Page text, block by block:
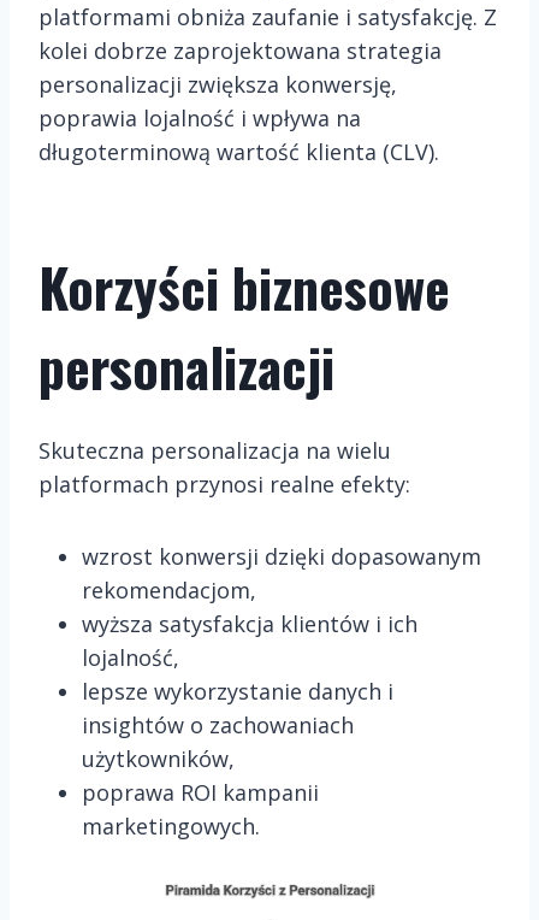
platformami obniża zaufanie i satysfakcję. Z
kolei dobrze zaprojektowana strategia
personalizacji zwiększa konwersję,
poprawia lojalność i wpływa na
długoterminową wartość klienta (CLV).
Korzyści biznesowe
personalizacji
Skuteczna personalizacja na wielu
platformach przynosi realne efekty:
wzrost konwersji dzięki dopasowanym
rekomendacjom,
wyższa satysfakcja klientów i ich
lojalność,
lepsze wykorzystanie danych i
insightów o zachowaniach
użytkowników,
poprawa ROI kampanii
marketingowych.